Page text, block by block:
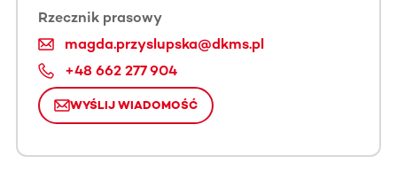
Rzecznik prasowy
magda.przyslupska@dkms.pl
+48 662 277 904
WYŚLIJ WIADOMOŚĆ